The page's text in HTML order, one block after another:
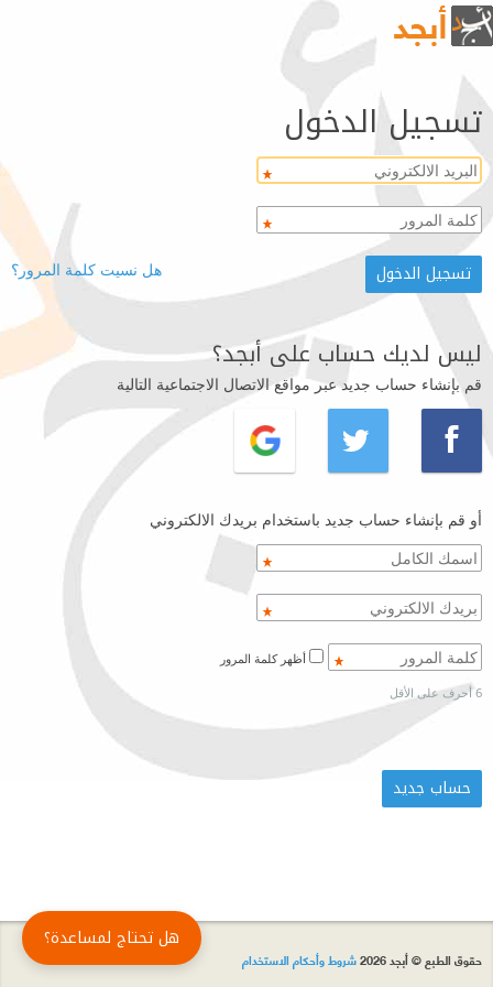
تسجيل الدخول
هل نسيت كلمة المرور؟
ليس لديك حساب على أبجد؟
قم بإنشاء حساب جديد عبر مواقع الاتصال الاجتماعية التالية
أو قم بإنشاء حساب جديد باستخدام بريدك الالكتروني
6 أحرف على الأقل
حقوق الطبع © أبجد 2026 شروط وأحكام الاستخدام
هل تحتاج لمساعدة؟